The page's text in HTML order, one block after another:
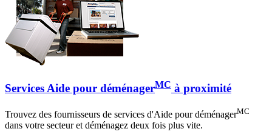
Services Aide pour déménagerMC à proximité
Trouvez des fournisseurs de services d'Aide pour déménagerMC
dans votre secteur et déménagez deux fois plus vite.